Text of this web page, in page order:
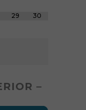
29 30
–